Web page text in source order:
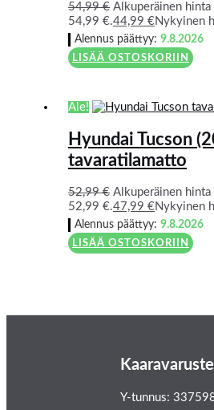
54,99€ Alkuperäinen hinta
54,99 €.44,99€Nykyinen
Alennus päättyy:9.8.2026
LISÄÄ OSTOSKORIIN
Ale!
Hyundai Tucson
tavaratilamatto
52,99€ Alkuperäinen hinta
52,99 €.47,99€Nykyinen
Alennus päättyy:9.8.2026
LISÄÄ OSTOSKORIIN
Y-tunnus: